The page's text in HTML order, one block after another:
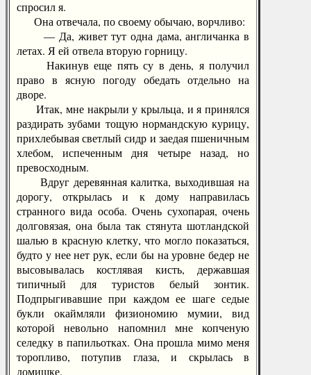
спросил я.
Она отвечала, по своему обычаю, ворчливо:
— Да, живет тут одна дама, англичанка в
летах. Я ей отвела вторую горницу.
Накинув еще пять су в день, я получил
право в ясную погоду обедать отдельно на
дворе.
Итак, мне накрыли у крыльца, и я принялся
раздирать зубами тощую нормандскую курицу,
прихлебывая светлый сидр и заедая пшеничным
хлебом, испеченным дня четыре назад, но
превосходным.
Вдруг деревянная калитка, выходившая на
дорогу, открылась и к дому направилась
странного вида особа. Очень сухопарая, очень
долговязая, она была так стянута шотландской
шалью в красную клетку, что могло показаться,
будто у нее нет рук, если бы на уровне бедер не
высовывалась костлявая кисть, державшая
типичный для туристов белый зонтик.
Подпрыгивавшие при каждом ее шаге седые
букли окаймляли физиономию мумии, вид
которой невольно напомнил мне копченую
селедку в папильотках. Она прошла мимо меня
торопливо, потупив глаза, и скрылась в
домишке.